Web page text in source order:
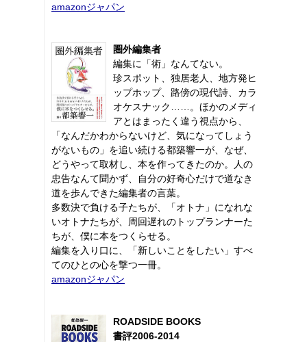
amazonジャパン
圏外編集者
編集に「術」なんてない。
珍スポット、独居老人、地方発ヒ
ップホップ、路傍の現代詩、カラ
オケスナック……。ほかのメディ
アとはまったく違う視点から、
「なんだかわからないけど、気になってしょう
がないもの」を追い続ける都築響一が、なぜ、
どうやって取材し、本を作ってきたのか。人の
忠告なんて聞かず、自分の好奇心だけで道なき
道を歩んできた編集者の言葉。
多数決で負ける子たちが、「オトナ」になれな
いオトナたちが、周回遅れのトップランナーた
ちが、僕に本をつくらせる。
編集を入り口に、「新しいことをしたい」すべ
てのひとの心を撃つ一冊。
amazonジャパン
ROADSIDE BOOKS
書評2006-2014